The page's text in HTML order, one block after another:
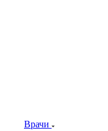
Врачи